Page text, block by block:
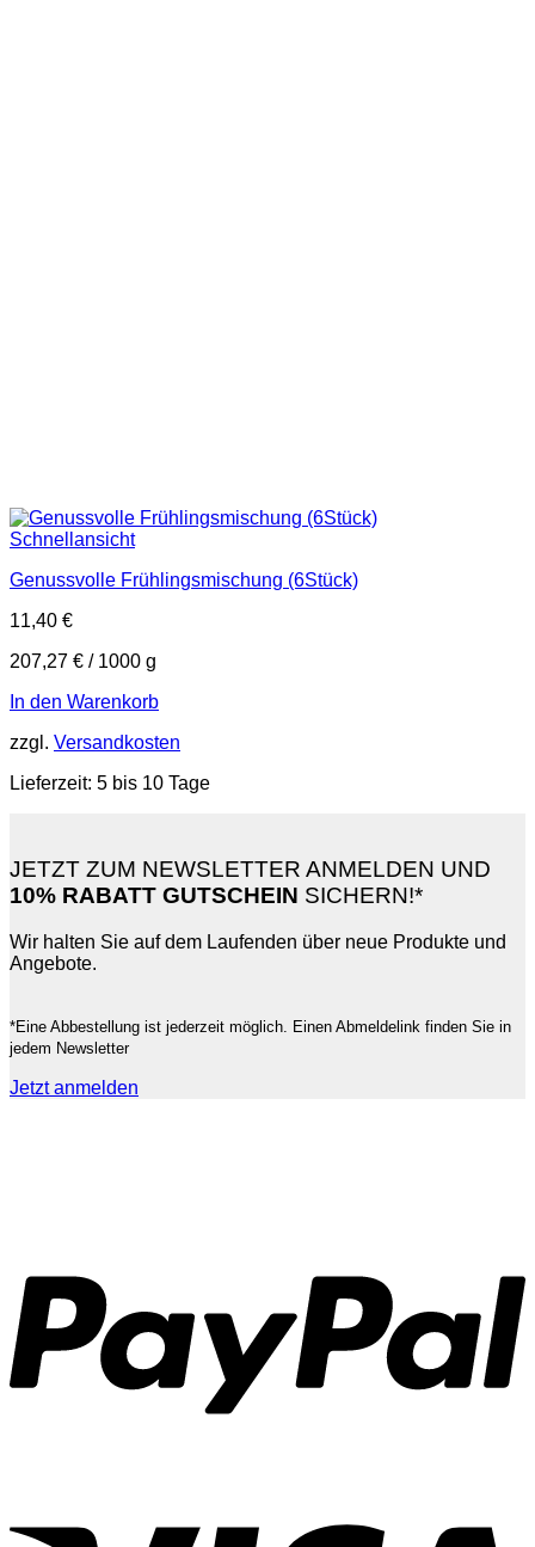
Schnellansicht
Genussvolle Frühlingsmischung (6Stück)
11,40 €
207,27 € / 1000 g
In den Warenkorb
zzgl. Versandkosten
Lieferzeit: 5 bis 10 Tage
JETZT ZUM NEWSLETTER ANMELDEN UND
10% RABATT GUTSCHEIN SICHERN!*
Wir halten Sie auf dem Laufenden über neue Produkte und
Angebote.
*Eine Abbestellung ist jederzeit möglich. Einen Abmeldelink finden Sie in
jedem Newsletter
Jetzt anmelden